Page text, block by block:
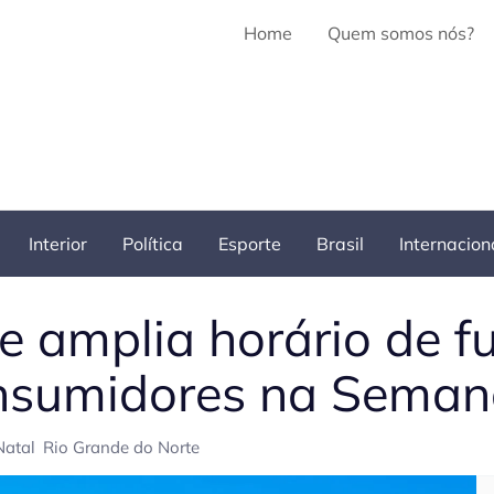
Home Quem somos nós?
Interior Política Esporte Brasil
amplia horário de
na
Rio Grande do Norte